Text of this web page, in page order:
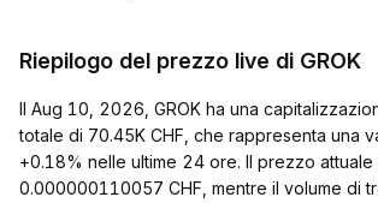
Riepilogo del prezzo live di GROK
Il Aug 10, 2026, GROK ha una
totale di 70.45K CHF, che rappresenta una
+0.18% nelle ultime 24 ore. Il prezzo attuale
0.000000110057 CHF, mentre il volume di